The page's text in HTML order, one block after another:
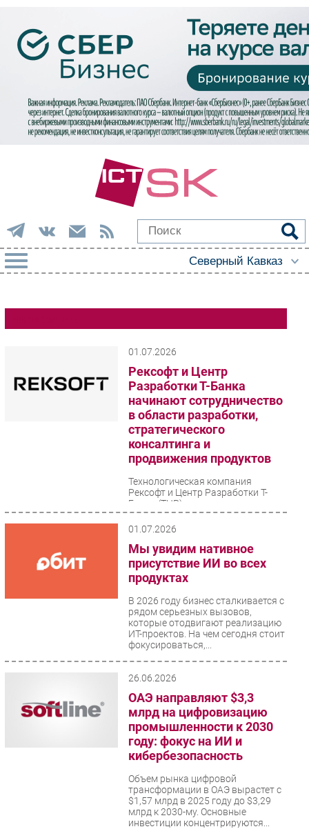
Импорто­замещение
Автоматизация Промышленности
Мобильная связь
Фиксированная связь
Кадры
Финансы
CIO/Управление ИТ
Здоровье
01.07.2026
Рексофт и Центр
Разработки Т-Банка
начинают сотрудничество
в области разработки,
стратегического
консалтинга и
продвижения продуктов
Технологическая компания
Рексофт и Центр Разработки Т-
Банка (ТЦР) заключили
соглашение о сотрудничестве.
Ключевыми направлениями
01.07.2026
Мы увидим нативное
присутствие ИИ во всех
продуктах
В 2026 году бизнес сталкивается с
рядом серьезных вызовов,
которые отодвигают реализацию
ИТ-проектов. На чем сегодня стоит
фокусироваться,...
26.06.2026
ОАЭ направляют $3,3
млрд на цифровизацию
промышленности к 2030
году: фокус на ИИ и
кибербезопасность
Объем рынка цифровой
трансформации в ОАЭ вырастет с
$1,57 млрд в 2025 году до $3,29
млрд к 2030-му. Основные
инвестиции концентрируются...